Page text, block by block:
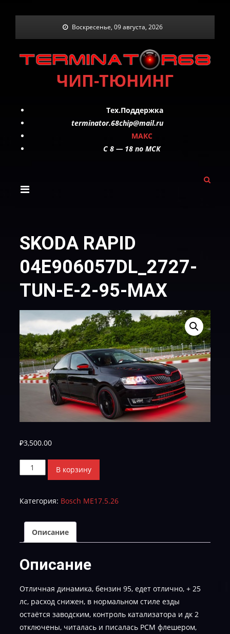
Воскресенье, 09 августа, 2026
ЧИП-ТЮНИНГ
Тех.Поддержка
terminator.68chip@mail.ru
МАКС
C 8 — 18 по МСК
SKODA RAPID
04E906057DL_2727-
TUN-E-2-95-MAX
₽3,500.00
Количество
товара
RAPID
TUN-
E-
95-
В корзину
Категория: Bosch ME17.5.26
Описание
Описание
Отличная динамика, бензин 95, едет отлично, + 25
лс, расход снижен, в нормальном стиле езды
остаётся заводским, контроль катализатора и дк 2
отключены, читалась и писалась РСМ флешером,